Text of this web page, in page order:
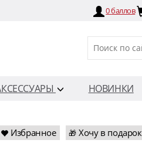
0баллов
НОВИНКИ
Избранное 🎁 Хочу в подарок